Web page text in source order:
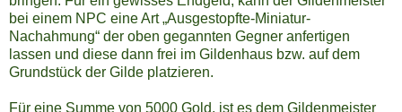
bei einem NPC eine Art „Ausgestopfte-Miniatur-
Nachahmung“ der oben gegannten Gegner anfertigen
lassen und diese dann frei im Gildenhaus bzw. auf dem
Grundstück der Gilde platzieren.
Für eine Summe von 5000 Gold, ist es dem Gildenmeister